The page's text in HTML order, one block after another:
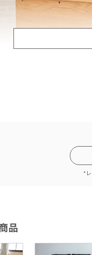
ぞというソファを手に
ソファ。そんな全てを
れられないこのソファ
*
品